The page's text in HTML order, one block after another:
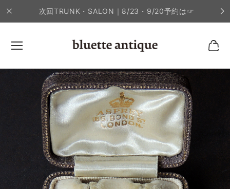
次回TRUNK・SALON｜8/23・9/20予約は☞